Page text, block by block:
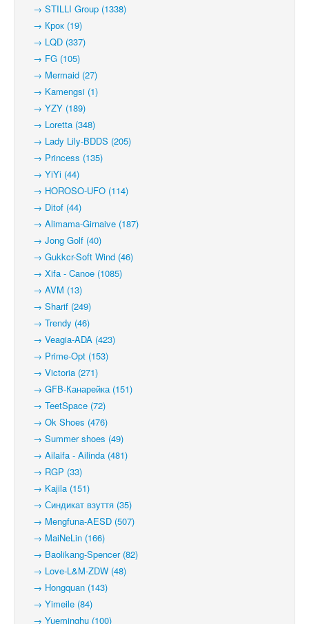
→ STILLI Group (1338)
→ Крок (19)
→ LQD (337)
→ FG (105)
→ Mermaid (27)
→ Kamengsi (1)
→ YZY (189)
→ Loretta (348)
→ Lady Lily-BDDS (205)
→ Princess (135)
→ YiYi (44)
→ HOROSO-UFO (114)
→ Ditof (44)
→ Alimama-Girnaive (187)
→ Jong Golf (40)
→ Gukkcr-Soft Wind (46)
→ Xifa - Canoe (1085)
→ AVM (13)
→ Sharif (249)
→ Trendy (46)
→ Veagia-ADA (423)
→ Prime-Opt (153)
→ Victoria (271)
→ GFB-Канарейка (151)
→ TeetSpace (72)
→ Ok Shoes (476)
→ Summer shoes (49)
→ Ailaifa - Ailinda (481)
→ RGP (33)
→ Kajila (151)
→ Синдикат взуття (35)
→ Mengfuna-AESD (507)
→ MaiNeLin (166)
→ Baolikang-Spencer (82)
→ Love-L&M-ZDW (48)
→ Hongquan (143)
→ Yimeile (84)
→ Yueminghu (100)